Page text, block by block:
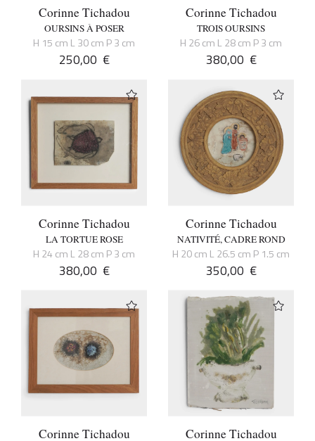
Corinne Tichadou
OURSINS À POSER
H 15 cm L 30 cm P 3 cm
250,00 €
Corinne Tichadou
TROIS OURSINS
H 26 cm L 28 cm P 3 cm
380,00 €
Corinne Tichadou
LA TORTUE ROSE
H 24 cm L 28 cm P 3 cm
380,00 €
Corinne Tichadou
NATIVITÉ, CADRE ROND
H 20 cm L 26.5 cm P 1.5 cm
350,00 €
Corinne Tichadou Corinne Tichadou